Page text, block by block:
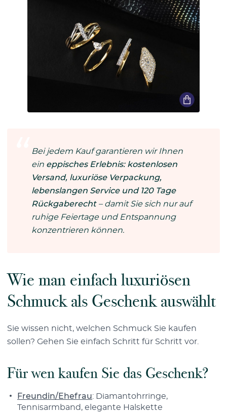
Bei jedem Kauf garantieren wir Ihnen
ein eppisches Erlebnis: kostenlosen
Versand, luxuriöse Verpackung,
lebenslangen Service und 120 Tage
Rückgaberecht– damit Sie sich nur auf
ruhige Feiertage und Entspannung
konzentrieren können.
Wie man einfach luxuriösen
Schmuck als Geschenk auswählt
Sie wissen nicht, welchen Schmuck Sie kaufen
sollen? Gehen Sie einfach Schritt für Schritt vor.
Für wen kaufen Sie das Geschenk?
Freundin/Ehefrau: Diamantohrringe,
Tennisarmband, elegante Halskette